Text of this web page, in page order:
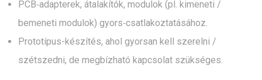
PCB‑adapterek, átalakítók, modulok (pl. kimeneti /
bemeneti modulok) gyors‑csatlakoztatásához.
Prototípus-készítés, ahol gyorsan kell szerelni /
szétszedni, de megbízható kapcsolat szükséges.